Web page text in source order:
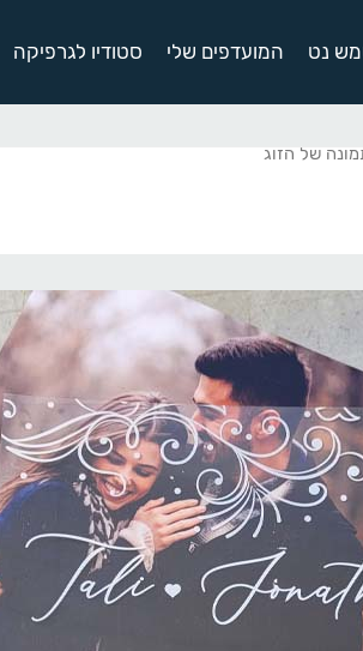
נט המועדפים שלי סטודיו לגרפיקה
של הזוג